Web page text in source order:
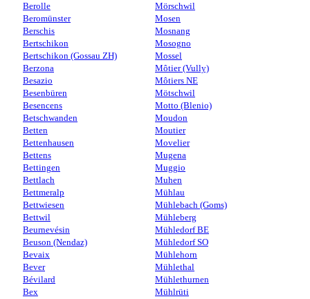
Berolle
Beromünster
Berschis
Bertschikon
Bertschikon (Gossau ZH)
Berzona
Besazio
Besenbüren
Besencens
Betschwanden
Betten
Bettenhausen
Bettens
Bettingen
Bettlach
Bettmeralp
Bettwiesen
Bettwil
Beurnevésin
Beuson (Nendaz)
Bevaix
Bever
Bévilard
Bex
Mörschwil
Mosen
Mosnang
Mosogno
Mossel
Môtier (Vully)
Môtiers NE
Mötschwil
Motto (Blenio)
Moudon
Moutier
Movelier
Mugena
Muggio
Muhen
Mühlau
Mühlebach (Goms)
Mühleberg
Mühledorf BE
Mühledorf SO
Mühlehorn
Mühlethal
Mühlethurnen
Mühlrüti